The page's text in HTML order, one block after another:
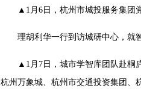
▲1月6日，杭州市城投服务集团
理胡利华一行到访城研中心，就
▲1月7日，城市学智库团队赴桐
杭州万象城、杭州市交通投资集团、